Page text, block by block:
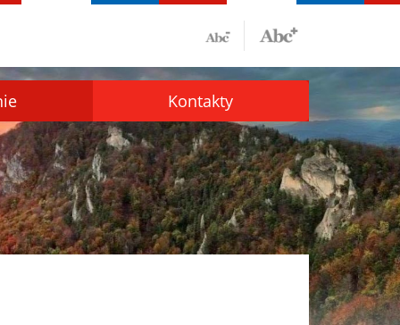
Kontakty